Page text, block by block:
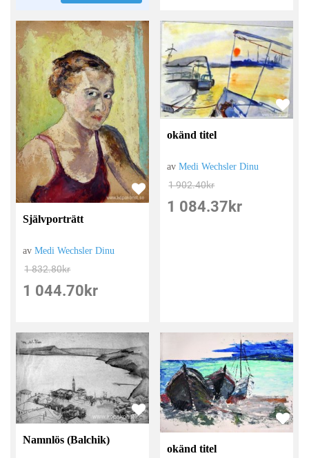
Självporträtt
avMedi Wechsler Dinu
1 832.80kr
1 044.70 kr
okänd titel
avMedi Wechsler Dinu
1 902.40kr
1 084.37 kr
Namnlös (Balchik)
okänd titel